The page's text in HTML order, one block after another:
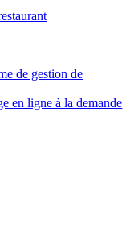
de gestion de
en ligne à la demande